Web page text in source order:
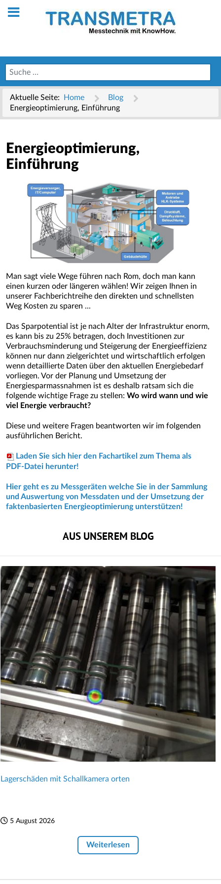
Aktuelle Seite: Home
Blog
Energieoptimierung, Einführung
Energieoptimierung,
Einführung
Man sagt viele Wege führen nach Rom, doch man kann
einen kurzen oder längeren wählen! Wir zeigen Ihnen in
unserer Fachberichtreihe den direkten und schnellsten
Weg Kosten zu sparen ...
Das Sparpotential ist je nach Alter der Infrastruktur enorm,
es kann bis zu 25% betragen, doch Investitionen zur
Verbrauchsminderung und Steigerung der Energieeffizienz
können nur dann zielgerichtet und wirtschaftlich erfolgen
wenn detaillierte Daten über den aktuellen Energiebedarf
vorliegen. Vor der Planung und Umsetzung der
Energiesparmassnahmen ist es deshalb ratsam sich die
folgende wichtige Frage zu stellen: Wo wird wann und wie
viel Energie verbraucht?
Diese und weitere Fragen beantworten wir im folgenden
ausführlichen Bericht.
Laden Sie sich hier den Fachartikel zum Thema als
PDF-Datei herunter!
Hier geht es zu Messgeräten welche Sie in der Sammlung
und Auswertung von Messdaten und der Umsetzung der
faktenbasierten Energieoptimierung unterstützen!
AUS UNSEREM BLOG
Lagerschäden mit Schallkamera orten
5 August 2026
Weiterlesen